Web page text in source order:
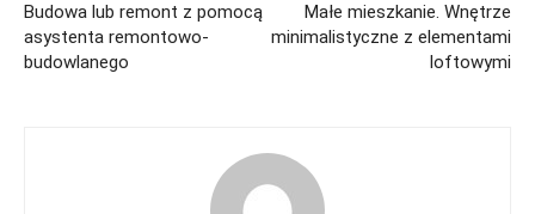
Budowa lub remont z pomocą
asystenta remontowo-
budowlanego
Małe mieszkanie. Wnętrze
minimalistyczne z elementami
loftowymi